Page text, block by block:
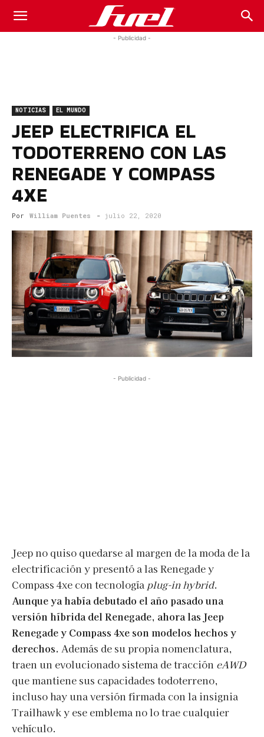
Fuel
Magazine
- Publicidad -
NOTICIAS EL MUNDO
JEEP ELECTRIFICA EL
TODOTERRENO CON LAS
RENEGADE Y COMPASS
4XE
Por William Puentes - julio 22, 2020
- Publicidad -
Jeep no quiso quedarse al margen de la moda de la
electrificación y presentó a las Renegade y
Compass 4xe con tecnología plug-in hybrid.
Aunque ya había debutado el año pasado una
versión híbrida del Renegade, ahora las Jeep
Renegade y Compass 4xe son modelos hechos y
derechos. Además de su propia nomenclatura,
traen un evolucionado sistema de tracción eAWD
que mantiene sus capacidades todoterreno,
incluso hay una versión firmada con la insignia
Trailhawk y ese emblema no lo trae cualquier
vehículo.